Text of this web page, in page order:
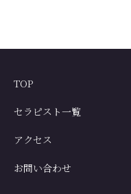
TOP
セラピスト一覧
アクセス
お問い合わせ